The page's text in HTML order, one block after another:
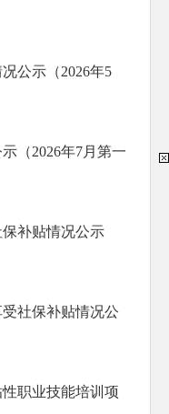
公示（2026年5
（2026年7月第一
补贴情况公示
社保补贴情况公
职业技能培训项